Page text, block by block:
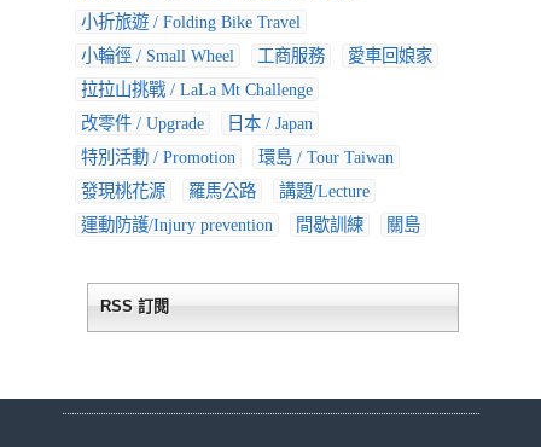
小折旅遊 / Folding Bike Travel
小輪徑 / Small Wheel
工商服務
愛車回娘家
拉拉山挑戰 / LaLa Mt Challenge
改零件 / Upgrade
日本 / Japan
特別活動 / Promotion
環島 / Tour Taiwan
發現桃花源
羅馬公路
講題/Lecture
運動防護/Injury prevention
間歇訓練 關島
RSS 訂閱